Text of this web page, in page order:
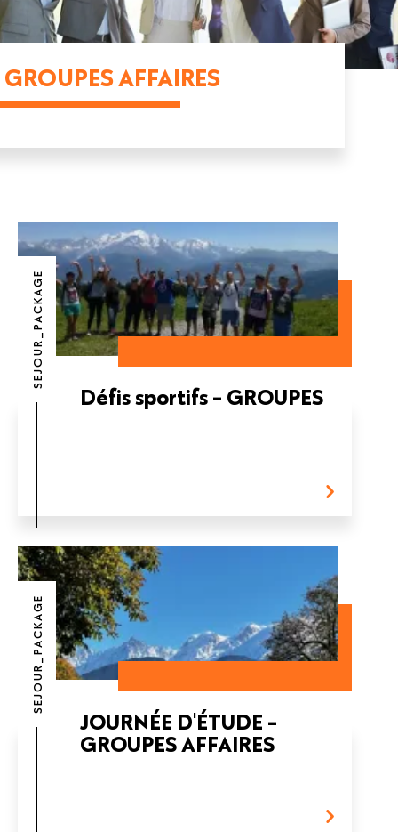
GROUPES AFFAIRES
SEJOUR_PACKAGE
Défis sportifs - GROUPES
SEJOUR_PACKAGE
JOURNÉE D'ÉTUDE -
GROUPES AFFAIRES